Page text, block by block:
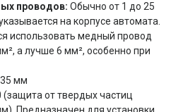
проводов: Обычно от 1 до 25
на корпусе автомата.
использовать медный провод
а лучше 6 мм², особенно при
35 мм
(защита от твердых частиц